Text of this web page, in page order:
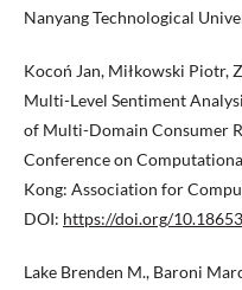
Nanyang Technological
Kocoń Jan, Miłkowski Piotr,
Multi-Level Sentiment
of Multi-Domain Consumer
Conference on
Kong: Association for
DOI: https://doi.org/
Lake Brenden M., Baroni